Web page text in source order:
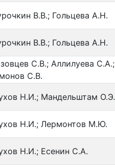
В.В.; Гольцева А.Н.
В.В.; Гольцева А.Н.
С.В.; Аллилуева С.А.;
С.В.
Н.И.; Мандельштам О.Э.
Н.И.; Лермонтов М.Ю.
Н.И.; Есенин С.А.